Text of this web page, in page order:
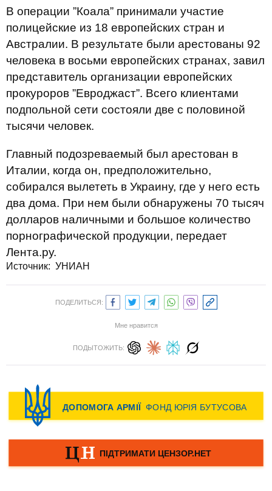
В операции ”Коала” принимали участие
полицейские из 18 европейских стран и
Австралии. В результате были арестованы 92
человека в восьми европейских странах, завил
представитель организации европейских
прокуроров ”Евроджаст”. Всего клиентами
подпольной сети состояли две с половиной
тысячи человек.
Главный подозреваемый был арестован в
Италии, когда он, предположительно,
собирался вылететь в Украину, где у него есть
два дома. При нем были обнаружены 70 тысяч
долларов наличными и большое количество
порнографической продукции, передает
Лента.ру.
Источник: УНИАН
ПОДЕЛИТЬСЯ:
Мне нравится
ПОДЫТОЖИТЬ: